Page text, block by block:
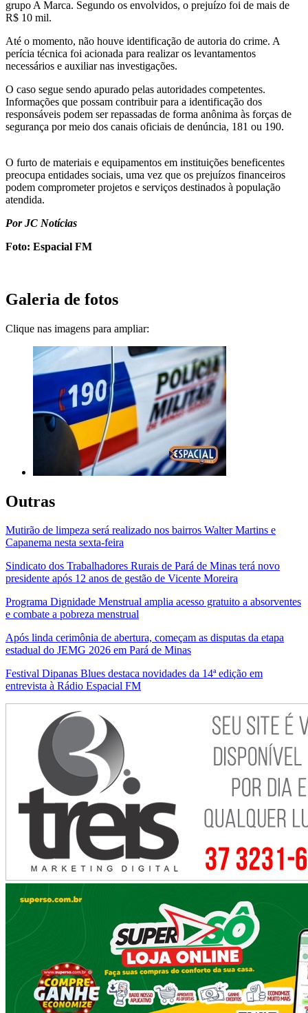
grupo A Marca. Segundo os envolvidos, o prejuízo foi de mais de
R$ 10 mil.
Até o momento, não houve identificação de autoria do crime. A
perícia técnica foi acionada para realizar os levantamentos
necessários e auxiliar nas investigações.
O caso segue sendo apurado pelas autoridades competentes.
Informações que possam contribuir para a identificação dos
responsáveis podem ser repassadas de forma anônima às forças de
segurança por meio dos canais oficiais de denúncia, 181 ou 190.
O furto de materiais e equipamentos em instituições beneficentes
preocupa entidades sociais, uma vez que os prejuízos financeiros
podem comprometer projetos e serviços destinados à população
atendida.
Por JC Notícias
Foto: Espacial FM
Galeria de fotos
Clique nas imagens para ampliar:
Outras
Mutirão de limpeza será realizado nos bairros Walter Martins e
Capanema nesta sexta-feira
Sindicato dos Trabalhadores Rurais de Pará de Minas terá novo
presidente após 12 anos de gestão de Vicente Moreira
Programa Dignidade Menstrual amplia acesso gratuito a absorventes
e combate a pobreza menstrual
Após linda cerimônia de abertura, começam as disputas da etapa
estadual do JEMG 2026 em Pará de Minas
Festival Dipanas Blues destaca novidades da 14ª edição em
entrevista à Rádio Espacial FM